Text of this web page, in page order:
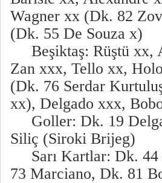
Wagner xx (Dk. 82
(Dk. 55 De Souza x)
Beşiktaş: Rüştü xx,
Zan xxx, Tello xx,
(Dk. 76 Serdar
xx), Delgado xxx,
Goller: Dk. 19
Siliç (Siroki Brijeg)
Sarı Kartlar: Dk. 44
73 Marciano, Dk. 81